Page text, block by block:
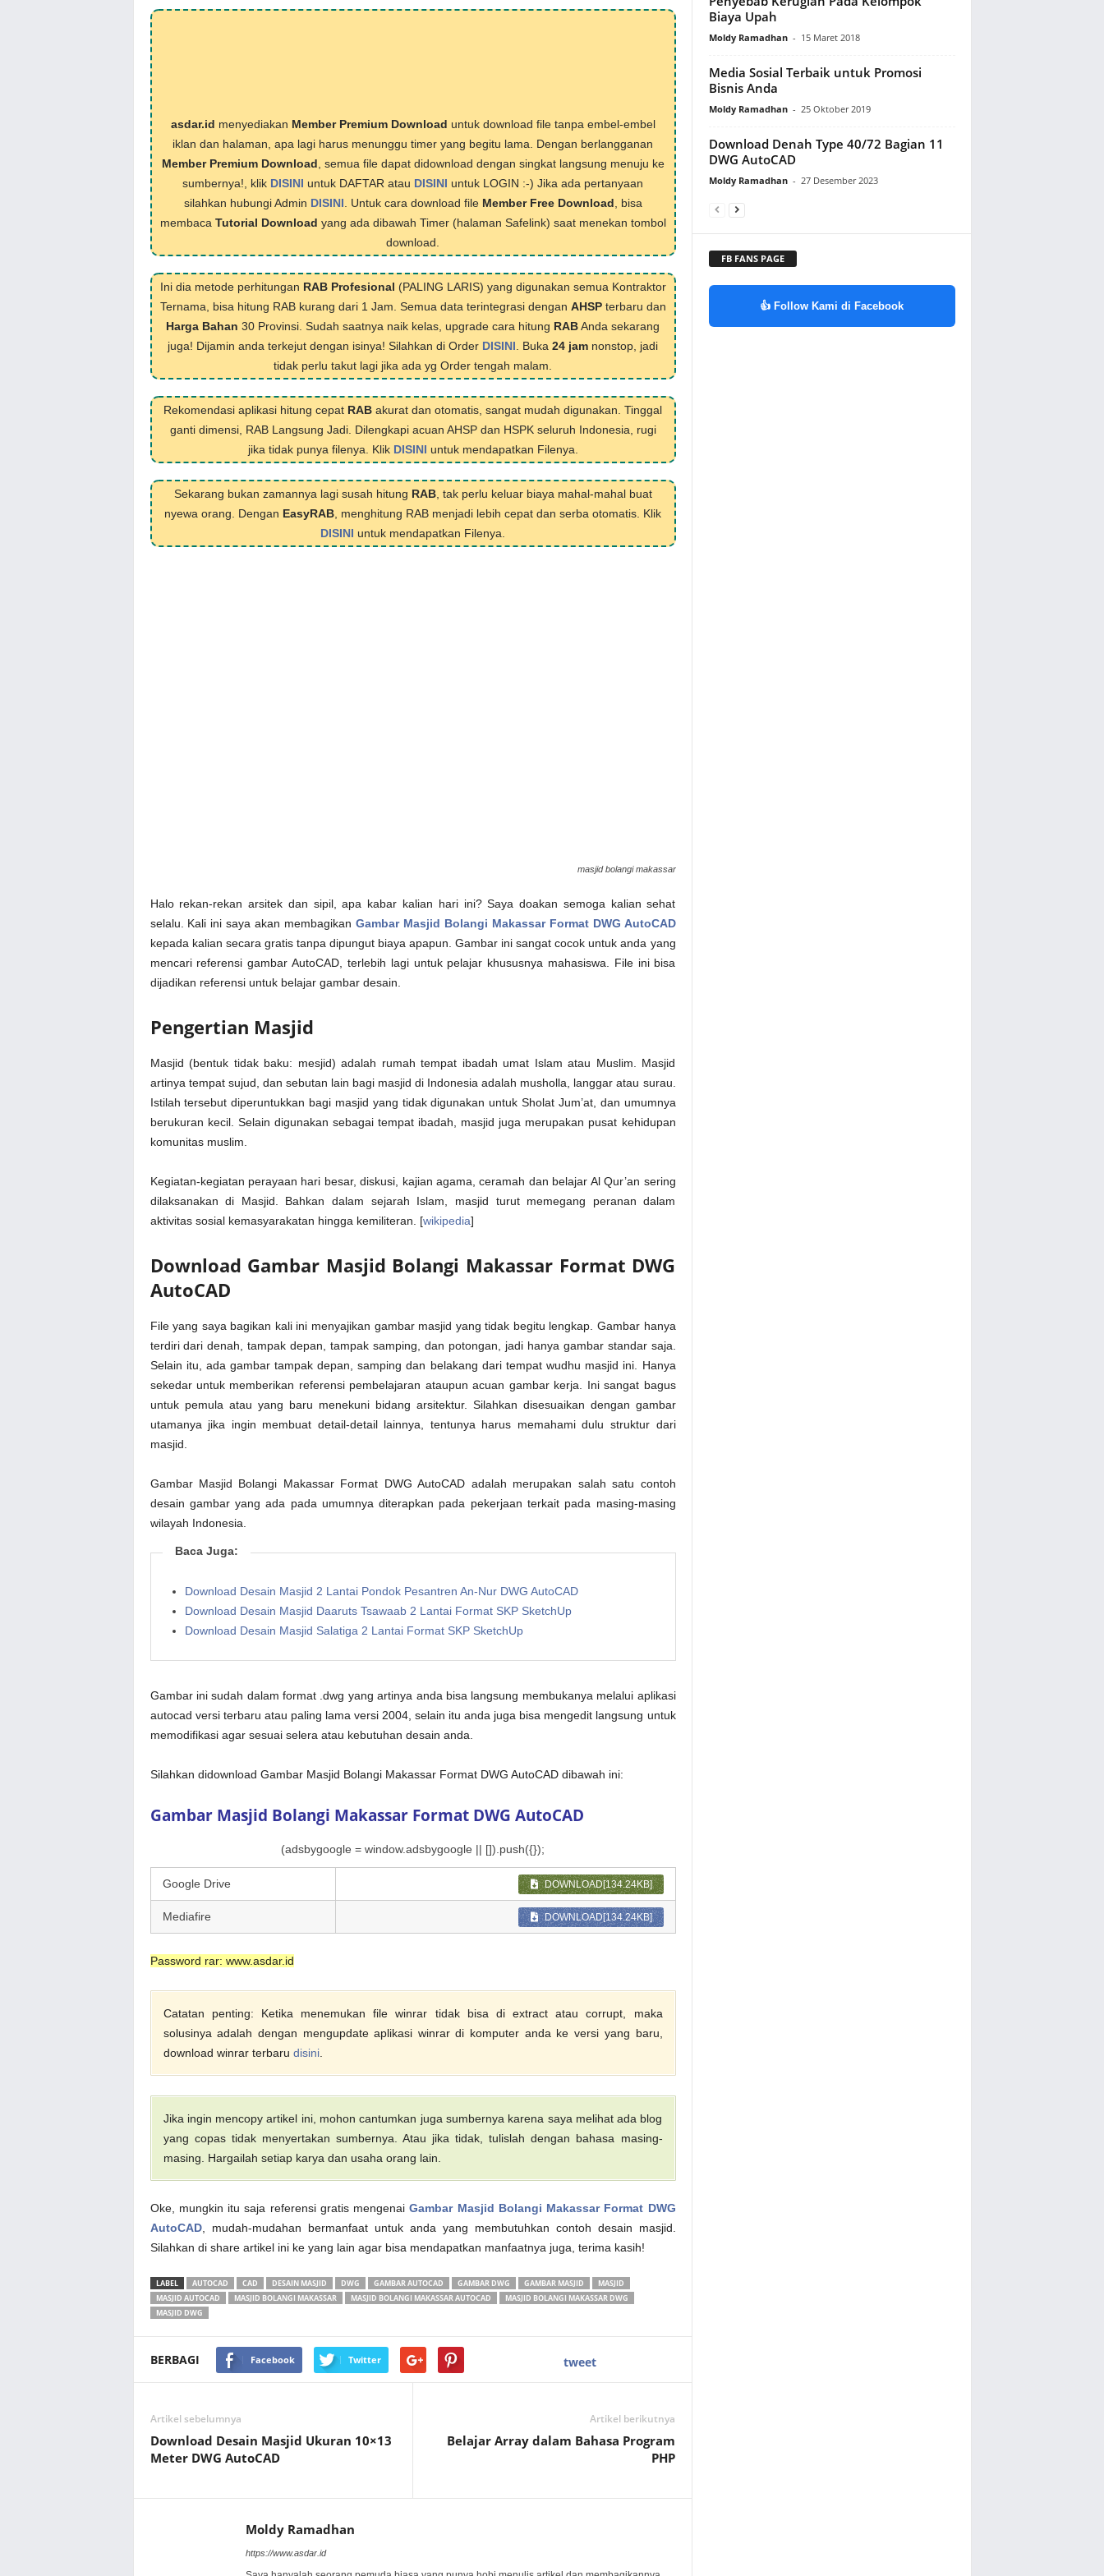
asdar.id menyediakan Member Premium Download untuk download file tanpa embel-embel
iklan dan halaman, apa lagi harus menunggu timer yang begitu lama. Dengan berlangganan
Member Premium Download , semua file dapat didownload dengan singkat langsung menuju ke
sumbernya!, klik DISINI untuk DAFTAR atau DISINI untuk LOGIN :-) Jika ada pertanyaan
silahkan hubungi Admin DISINI . Untuk cara download file Member Free Download , bisa
membaca Tutorial Download yang ada dibawah Timer (halaman Safelink) saat menekan tombol
download.
Ini dia metode perhitungan RAB Profesional (PALING LARIS) yang digunakan semua Kontraktor
Ternama, bisa hitung RAB kurang dari 1 Jam. Semua data terintegrasi dengan AHSPterbaru dan
Harga Bahan 30 Provinsi. Sudah saatnya naik kelas, upgrade cara hitung RABAnda sekarang
juga! Dijamin anda terkejut dengan isinya! Silahkan di Order DISINI . Buka 24 jam nonstop, jadi
tidak perlu takut lagi jika ada yg Order tengah malam.
Rekomendasi aplikasi hitung cepat RAB akurat dan otomatis, sangat mudah digunakan. Tinggal
ganti dimensi, RAB Langsung Jadi. Dilengkapi acuan AHSP dan HSPK seluruh Indonesia, rugi
jika tidak punya filenya. Klik DISINI untuk mendapatkan Filenya.
Sekarang bukan zamannya lagi susah hitung RAB, tak perlu keluar biaya mahal-mahal buat
nyewa orang. Dengan EasyRAB , menghitung RAB menjadi lebih cepat dan serba otomatis. Klik
DISINI untuk mendapatkan Filenya.
masjid bolangi makassar
Halo rekan-rekan arsitek dan sipil, apa kabar kalian hari ini? Saya doakan semoga kalian sehat
selalu. Kali ini saya akan membagikan Gambar Masjid Bolangi Makassar Format DWG AutoCAD
kepada kalian secara gratis tanpa dipungut biaya apapun. Gambar ini sangat cocok untuk anda yang
mencari referensi gambar AutoCAD, terlebih lagi untuk pelajar khususnya mahasiswa. File ini bisa
dijadikan referensi untuk belajar gambar desain.
Pengertian Masjid
Masjid (bentuk tidak baku: mesjid) adalah rumah tempat ibadah umat Islam atau Muslim. Masjid
artinya tempat sujud, dan sebutan lain bagi masjid di Indonesia adalah musholla, langgar atau surau.
Istilah tersebut diperuntukkan bagi masjid yang tidak digunakan untuk Sholat Jum’at, dan umumnya
berukuran kecil. Selain digunakan sebagai tempat ibadah, masjid juga merupakan pusat kehidupan
komunitas muslim.
Kegiatan-kegiatan perayaan hari besar, diskusi, kajian agama, ceramah dan belajar Al Qur’an sering
dilaksanakan di Masjid. Bahkan dalam sejarah Islam, masjid turut memegang peranan dalam
aktivitas sosial kemasyarakatan hingga kemiliteran. [wikipedia]
Download Gambar Masjid Bolangi Makassar Format DWG
AutoCAD
File yang saya bagikan kali ini menyajikan gambar masjid yang tidak begitu lengkap. Gambar hanya
terdiri dari denah, tampak depan, tampak samping, dan potongan, jadi hanya gambar standar saja.
Selain itu, ada gambar tampak depan, samping dan belakang dari tempat wudhu masjid ini. Hanya
sekedar untuk memberikan referensi pembelajaran ataupun acuan gambar kerja. Ini sangat bagus
untuk pemula atau yang baru menekuni bidang arsitektur. Silahkan disesuaikan dengan gambar
utamanya jika ingin membuat detail-detail lainnya, tentunya harus memahami dulu struktur dari
masjid.
Gambar Masjid Bolangi Makassar Format DWG AutoCAD adalah merupakan salah satu contoh
desain gambar yang ada pada umumnya diterapkan pada pekerjaan terkait pada masing-masing
wilayah Indonesia.
Baca Juga:
Download Desain Masjid 2 Lantai Pondok Pesantren An-Nur DWG AutoCAD
Download Desain Masjid Daaruts Tsawaab 2 Lantai Format SKP SketchUp
Download Desain Masjid Salatiga 2 Lantai Format SKP SketchUp
Gambar ini sudah dalam format .dwg yang artinya anda bisa langsung membukanya melalui aplikasi
autocad versi terbaru atau paling lama versi 2004, selain itu anda juga bisa mengedit langsung untuk
memodifikasi agar sesuai selera atau kebutuhan desain anda.
Silahkan didownload Gambar Masjid Bolangi Makassar Format DWG AutoCAD dibawah ini:
Gambar Masjid Bolangi Makassar Format DWG AutoCAD
(adsbygoogle = window.adsbygoogle || []).push({});
Google Drive DOWNLOAD[134.24KB]
Mediafire DOWNLOAD[134.24KB]
Password rar: www.asdar.id
Catatan penting: Ketika menemukan file winrar tidak bisa di extract atau corrupt, maka
solusinya adalah dengan mengupdate aplikasi winrar di komputer anda ke versi yang baru,
download winrar terbaru disini.
Jika ingin mencopy artikel ini, mohon cantumkan juga sumbernya karena saya melihat ada blog
yang copas tidak menyertakan sumbernya. Atau jika tidak, tulislah dengan bahasa masing-
masing. Hargailah setiap karya dan usaha orang lain.
Oke, mungkin itu saja referensi gratis mengenaiGambar Masjid Bolangi Makassar Format DWG
AutoCAD, mudah-mudahan bermanfaat untuk anda yang membutuhkan contoh desain masjid.
Silahkan di share artikel ini ke yang lain agar bisa mendapatkan manfaatnya juga, terima kasih!
LABEL AUTOCAD CAD DESAIN MASJID DWG GAMBAR AUTOCAD GAMBAR DWG GAMBAR MASJID
MASJID
MASJID AUTOCAD
MASJID BOLANGI MAKASSAR MASJID BOLANGI MAKASSAR AUTOCAD
MASJID BOLANGI MAKASSAR DWG
MASJID DWG
BERBAGI Facebook Twitter tweet
Artikel sebelumnya
Download Desain Masjid Ukuran 10×13
Meter DWG AutoCAD
Artikel berikutnya
Belajar Array dalam Bahasa Program
PHP
Moldy Ramadhan
https://www.asdar.id
Biaya Upah
Moldy Ramadhan - 15 Maret 2018
Media Sosial Terbaik untuk Promosi
Bisnis Anda
Moldy Ramadhan - 25 Oktober 2019
Download Denah Type 40/72 Bagian 11
DWG AutoCAD
Moldy Ramadhan - 27 Desember 2023
FB FANS PAGE
👍 Follow Kami di Facebook